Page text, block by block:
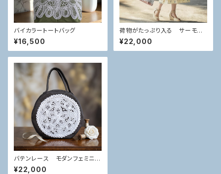
バイカラートートバッグ
¥16,500
荷物がたっぷり入る サーモン
ピンク華やかバテンレーストート
バッグ
¥22,000
バテンレース モダンフェミニ
ン 気品 まるバッグ
¥22,000